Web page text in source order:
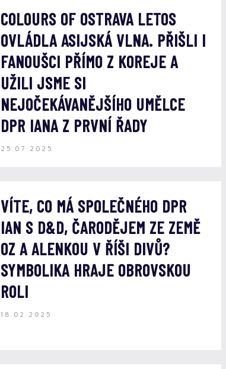
COLOURS OF OSTRAVA LETOS
OVLÁDLA ASIJSKÁ VLNA. PŘIŠLI I
FANOUŠCI PŘÍMO Z KOREJE A
UŽILI JSME SI
NEJOČEKÁVANĚJŠÍHO UMĚLCE
DPR IANA Z PRVNÍ ŘADY
25.07.2025
VÍTE, CO MÁ SPOLEČNÉHO DPR
IAN S D&D, ČARODĚJEM ZE ZEMĚ
OZ A ALENKOU V ŘÍŠI DIVŮ?
SYMBOLIKA HRAJE OBROVSKOU
ROLI
18.02.2025